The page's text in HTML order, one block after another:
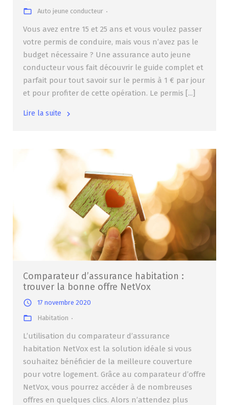
Auto jeune conducteur
Vous avez entre 15 et 25 ans et vous voulez passer
votre permis de conduire, mais vous n’avez pas le
budget nécessaire ? Une assurance auto jeune
conducteur vous fait découvrir le guide complet et
parfait pour tout savoir sur le permis à 1 € par jour
et pour profiter de cette opération. Le permis [...]
Lire la suite
Comparateur d’assurance habitation :
trouver la bonne offre NetVox
17 novembre 2020
Habitation
L’utilisation du comparateur d’assurance
habitation NetVox est la solution idéale si vous
souhaitez bénéficier de la meilleure couverture
pour votre logement. Grâce au comparateur d’offre
NetVox, vous pourrez accéder à de nombreuses
offres en quelques clics. Alors n’attendez plus